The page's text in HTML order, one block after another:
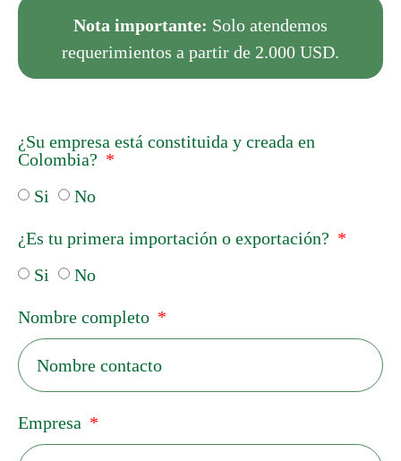
Nota importante: Solo atendemos
requerimientos a partir de 2.000 USD.
A problem was detected in the following
Please contact the site administrator.
Colombia?
¿Es tu primera importación o exportación?
Si
No